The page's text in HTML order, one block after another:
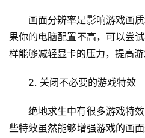
画面分辨率是影响游戏画
果你的电脑配置不高，可以尝
样能够减轻显卡的压力，提高游
2. 关闭不必要的游戏特效
绝地求生中有很多游戏特
些特效虽然能够增强游戏的画